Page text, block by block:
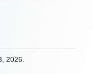
2026.